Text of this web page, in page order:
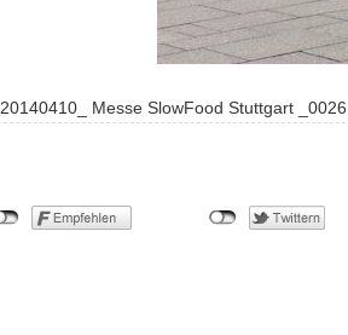
20140410_ Messe SlowFood Stuttgart _0026